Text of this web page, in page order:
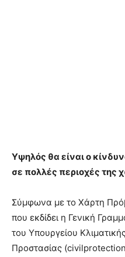
Υψηλός θα είναι ο
σε πολλές περιοχές της
Σύμφωνα με το Χάρτη
που εκδίδει η Γενική
του Υπουργείου
Προστασίας